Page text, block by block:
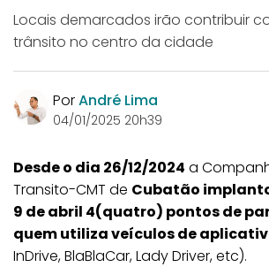
Locais demarcados irão contribuir
trânsito no centro da cidade
PorAndré Lima
04/01/2025 20h39
Desde o dia 26/12/2024 a
Transito-CMT de Cubatão
9 de abril 4(quatro) pontos de
quem utiliza veículos de
InDrive, BlaBlaCar, Lady Driver, etc).